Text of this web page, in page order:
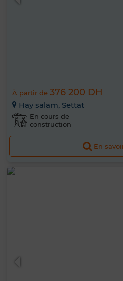
À partir de 376 200 DH
Hay salam, Settat
En cours de
construction
En